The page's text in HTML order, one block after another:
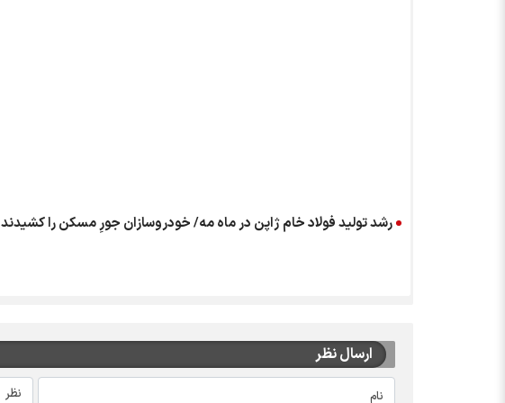
رشد تولید فولاد خام ژاپن در ماه مه/ خودروسازان جورِ مسکن را کشیدند
ارسال نظر